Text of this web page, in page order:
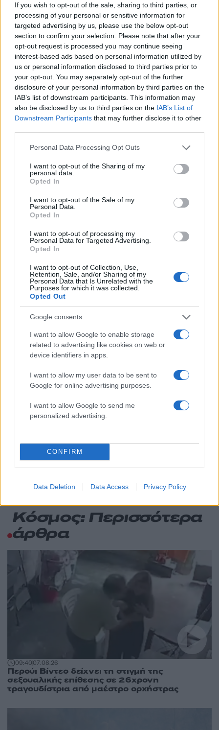
If you wish to opt-out of the sale, sharing to third parties, or
processing of your personal or sensitive information for
targeted advertising by us, please use the below opt-out
section to confirm your selection. Please note that after your
opt-out request is processed you may continue seeing
interest-based ads based on personal information utilized by
us or personal information disclosed to third parties prior to
your opt-out. You may separately opt-out of the further
disclosure of your personal information by third parties on the
IAB’s list of downstream participants. This information may
also be disclosed by us to third parties on the IAB’s List of
Downstream Participants that may further disclose it to other
Please note that this website/app uses one or more Google
not limited to your visit or usage behaviour. You may click to
grant or deny consent to Google and its third-party tags to
use your data for below specified purposes in below Google
consent section.
Personal Data Processing Opt Outs
I want to opt-out of the Sharing of my
personal data.
Opted In
I want to opt-out of the Sale of my
Personal Data.
Opted In
I want to opt-out of processing my
Personal Data for Targeted Advertising.
Opted In
I want to opt-out of Collection, Use,
Retention, Sale, and/or Sharing of my
Personal Data that Is Unrelated with the
Purposes for which it was collected.
Opted Out
Google consents
I want to allow Google to enable storage
related to advertising like cookies on web or
device identifiers in apps.
I want to allow my user data to be sent to
Google for online advertising purposes.
I want to allow Google to send me
personalized advertising.
CONFIRM
Data Deletion Data Access Privacy Policy
Πιο δημοφιλή
1 Ο Κώστας Σαμαράς δημοσίευσε μία παιδική
φωτογραφία για την επέτειο θανάτου της
αδελφής του, Λένας
2Δολοφονία Βρετανίδας στην Κυψέλη: Οι
δύο καταθέσεις «κλειδί» της συζύγου του
26χρονου Αφγανού – Το στίγμα του
κινητού, η θεία από την Ινδία και τα
απειλητικά μηνύματα
3γιορτή του Άκη Παυλόπουλου: «Δεκαπέντε
χρόνια μου διδάσκει υπομονή και αγάπη»
ανθρώπους που είχαν ανάγκη» - Η πρώτη
δήλωση της οικογένειας της 38χρονης
Λίζα που βρέθηκε νεκρή στην Κυψέλη
Αριστοτέλης Δαμίγος: Στο Αποτεφρωτήριο
Ριτσώνας το «ύστατο χαίρε» στον Έλληνα
σύνδεσμο του ελικοπτέρου που έπεσε στην
Μητσοτάκης στην υπογραφή συμφωνίας
για την ηλεκτρική διασύνδεση Ελλάδας –
Κύπρου: «Ισχυρή ψήφος εμπιστοσύνης» η
είσοδος της Meridiam στην GSI
Έφυγαν οι συνεργάτες, μένει η Μαρία
Καρυστιανού - Η επόμενη μέρα για την
«Ελπίδα για τη Δημοκρατία»
Canadair 515: Οι πρώτες εικόνες από την
κατασκευή του αεροσκάφους που θα
επιχειρεί και τη νύχτα στα μέτωπα της
φωτιάς
πρώην στελέχη κατά Καρυστιανού: «Δεν
αποχωρήσαμε για καρέκλες», αιχμές για
«συγκεντρωτικό μοντέλο»
τις φωτιές σε Αττική και Βοιωτία: «Από τα
ισχυρότερα επεισόδια των τελευταίων 50
χρόνων»
Κόσμος: Περισσότερα
άρθρα
09:4007.08.26
Περού: Βίντεο δείχνει τη στιγμή της
σεξουαλικής επίθεσης σε 26χρονη
τραγουδίστρια από μαέστρο ορχήστρας